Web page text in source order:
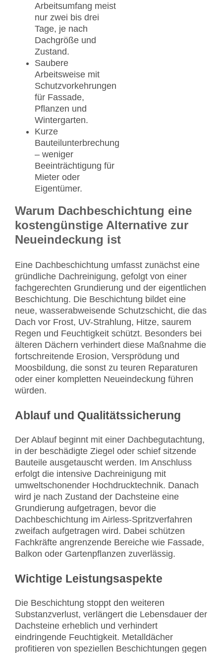
Arbeitsumfang meist
nur zwei bis drei
Tage, je nach
Dachgröße und
Zustand.
Saubere
Arbeitsweise mit
Schutzvorkehrungen
für Fassade,
Pflanzen und
Wintergarten.
Kurze
Bauteilunterbrechung
– weniger
Beeinträchtigung für
Mieter oder
Eigentümer.
Warum Dachbeschichtung eine
kostengünstige Alternative zur
Neueindeckung ist
Eine Dachbeschichtung umfasst zunächst eine
gründliche Dachreinigung, gefolgt von einer
fachgerechten Grundierung und der eigentlichen
Beschichtung. Die Beschichtung bildet eine
neue, wasserabweisende Schutzschicht, die das
Dach vor Frost, UV-Strahlung, Hitze, saurem
Regen und Feuchtigkeit schützt. Besonders bei
älteren Dächern verhindert diese Maßnahme die
fortschreitende Erosion, Versprödung und
Moosbildung, die sonst zu teuren Reparaturen
oder einer kompletten Neueindeckung führen
würden.
Ablauf und Qualitätssicherung
Der Ablauf beginnt mit einer Dachbegutachtung,
in der beschädigte Ziegel oder schief sitzende
Bauteile ausgetauscht werden. Im Anschluss
erfolgt die intensive Dachreinigung mit
umweltschonender Hochdrucktechnik. Danach
wird je nach Zustand der Dachsteine eine
Grundierung aufgetragen, bevor die
Dachbeschichtung im Airless-Spritzverfahren
zweifach aufgetragen wird. Dabei schützen
Fachkräfte angrenzende Bereiche wie Fassade,
Balkon oder Gartenpflanzen zuverlässig.
Wichtige Leistungsaspekte
Die Beschichtung stoppt den weiteren
Substanzverlust, verlängert die Lebensdauer der
Dachsteine erheblich und verhindert
eindringende Feuchtigkeit. Metalldächer
profitieren von speziellen Beschichtungen gegen